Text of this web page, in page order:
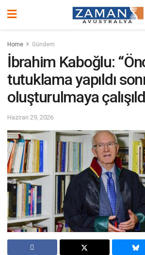
Home Gündem
İbrahim Kaboğlu:
tutuklama yapıldı
oluşturulmaya
Haziran 29, 2026